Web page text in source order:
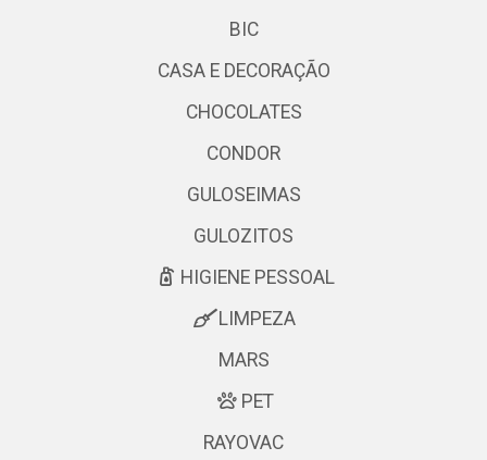
BIC
CASA E DECORAÇÃO
CHOCOLATES
CONDOR
GULOSEIMAS
GULOZITOS
HIGIENE PESSOAL
LIMPEZA
MARS
PET
RAYOVAC